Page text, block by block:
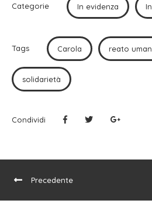
Categorie In evidenza
Tags Carola reato
solidarietà
Condividi
Precedente